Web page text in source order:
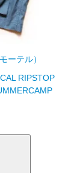
ーテル）
RIPSTOP